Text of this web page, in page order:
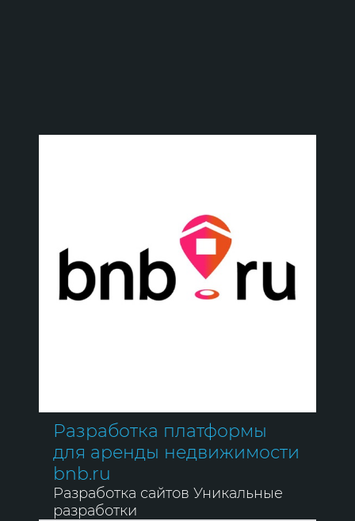
Разработка платформы
для аренды недвижимости
bnb.ru
Разработка сайтов Уникальные
разработки